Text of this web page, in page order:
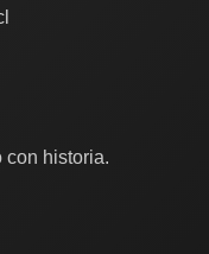
con historia.